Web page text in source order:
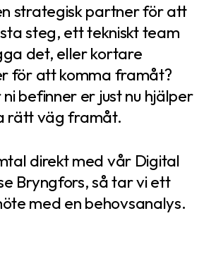
strategisk partner för att
steg, ett tekniskt team
det, eller kortare
för att komma framåt?
befinner er just nu hjälper
rätt väg framåt.
direkt med vår Digital
Bryngfors, så tar vi ett
med en behovsanalys.